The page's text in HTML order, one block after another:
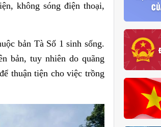
không sóng điện thoại,
bản Tà Số 1 sinh sống.
bản, tuy nhiên do quãng
thuận tiện cho việc trồng